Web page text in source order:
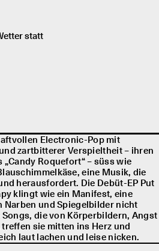
statt
Electronic-Pop mit
zartbitterer Verspieltheit – ihren
Roquefort“ – süss wie
eine Musik, die
herausfordert. Die Debüt-EP Put
klingt wie ein Manifest, eine
Narben und Spiegelbilder nicht
die von Körperbildern, Angst
sie mitten ins Herz und
laut lachen und leise nicken.